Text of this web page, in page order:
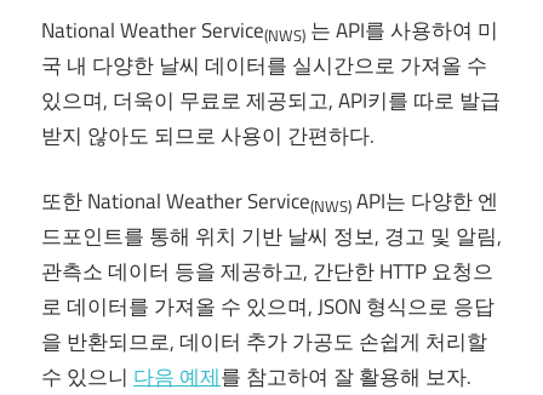
National Weather Service(NWS) 는 API를 사용하여 미
국 내 다양한 날씨 데이터를 실시간으로 가져올 수
있으며, 더욱이 무료로 제공되고, API키를 따로 발급
받지 않아도 되므로 사용이 간편하다.
또한 National Weather Service(NWS) API는 다양한 엔
드포인트를 통해 위치 기반 날씨 정보, 경고 및 알림,
관측소 데이터 등을 제공하고, 간단한 HTTP 요청으
로 데이터를 가져올 수 있으며, JSON 형식으로 응답
을 반환되므로, 데이터 추가 가공도 손쉽게 처리할
수 있으니 다음 예제를 참고하여 잘 활용해 보자.